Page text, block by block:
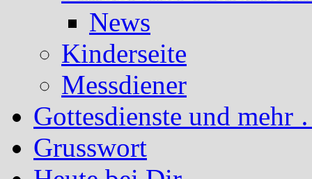
News
Kinderseite
Messdiener
Gottesdienste und mehr
Grusswort